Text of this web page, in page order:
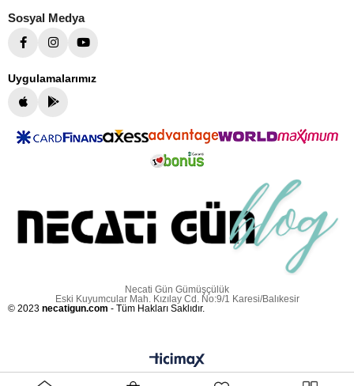
Sosyal Medya
Uygulamalarımız
Necati Gün Gümüşçülük
Eski Kuyumcular Mah. Kızılay Cd. No:9/1 Karesi/Balıkesir
© 2023 necatigun.com - Tüm Hakları Saklıdır.